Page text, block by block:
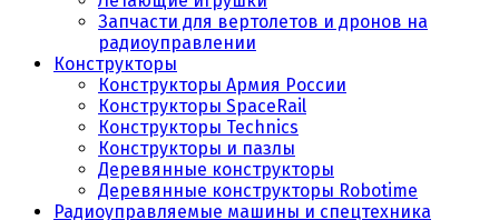
Запчасти для вертолетов и дронов на
радиоуправлении
Конструкторы
Конструкторы Армия России
Конструкторы SpaceRail
Конструкторы Technics
Конструкторы и пазлы
Деревянные конструкторы
Деревянные конструкторы Robotime
Радиоуправляемые машины и спецтехника